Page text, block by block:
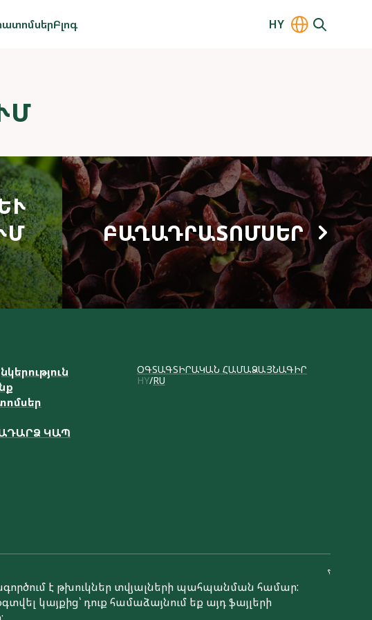
Բլոգ HY
Կ
ԲԱՂԱԴՐԱՏՈՄՍԵՐ
ԿԱՊ
ՕԳՏԱԳՏԻՐԱԿԱՆ ՀԱՄԱՁԱՅՆԱԳԻՐ
HY RU
Կայքի ստեղծում
է թխուկներ տվյալների պահպանման համար:
կայքից՝ դուք համաձայնում եք այդ ֆայլերի